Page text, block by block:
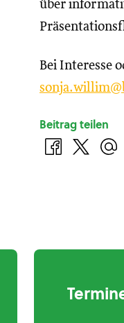
über
Bei Interesse
Beitrag teilen